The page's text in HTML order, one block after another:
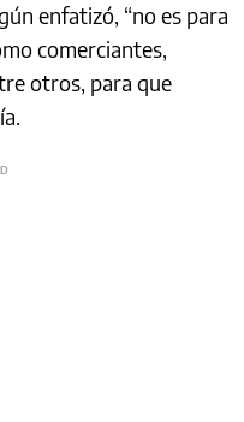
enfatizó, “no es para
comerciantes,
otros, para que